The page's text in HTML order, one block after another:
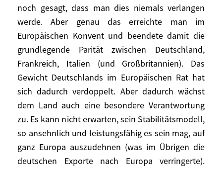
noch gesagt, dass man dies niemals verlangen
werde. Aber genau das erreichte man im
Europäischen Konvent und beendete damit die
grundlegende Parität zwischen Deutschland,
Frankreich, Italien (und Großbritannien). Das
Gewicht Deutschlands im Europäischen Rat hat
sich dadurch verdoppelt. Aber dadurch wächst
dem Land auch eine besondere Verantwortung
zu. Es kann nicht erwarten, sein Stabilitätsmodell,
so ansehnlich und leistungsfähig es sein mag, auf
ganz Europa auszudehnen (was im Übrigen die
deutschen Exporte nach Europa verringerte).
Sollte es Frankreich nicht gelingen, die
Deutschen zu veranlassen, auf diese
Vorstellung zu verzichten, könnte Zug um
Zug vorgeschlagen werden, die Aufgaben
der Europäischen Zentralbank über die
bloße Inflationsbekämpfung hinaus zu
erweitern und das Prinzip einer
Wirtschaftsregierung der Euro-Zone
festzuschreiben. Und dann hieße es:
verhandeln.